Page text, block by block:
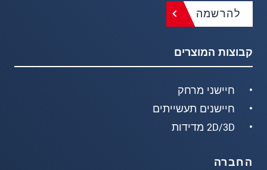
להרשמה
קבוצות המוצרים
חיישני מרחק
חיישנים תעשייתים
2D/3D מדידות
החברה